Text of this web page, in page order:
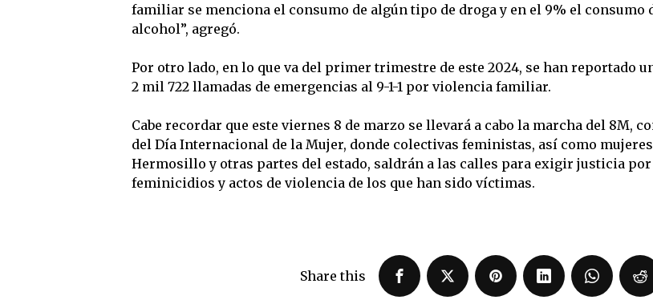
familiar se menciona el consumo de algún tipo de droga y en el 9% el consumo
alcohol”, agregó.
Por otro lado, en lo que va del primer trimestre de este 2024, se han reportado
2 mil 722 llamadas de emergencias al 9-1-1 por violencia familiar.
Cabe recordar que este viernes 8 de marzo se llevará a cabo la marcha del 8M,
del Día Internacional de la Mujer, donde colectivas feministas, así como
Hermosillo y otras partes del estado, saldrán a las calles para exigir justicia
feminicidios y actos de violencia de los que han sido víctimas.
Share this